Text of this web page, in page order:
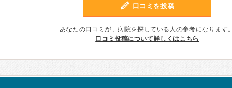
口コミを投稿
あなたの口コミが、病院を探している人の参考になります。
口コミ投稿について詳しくはこちら